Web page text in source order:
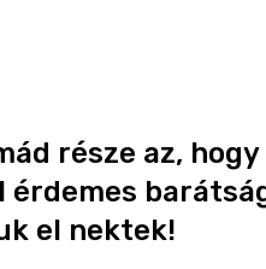
része az,
el nektek!